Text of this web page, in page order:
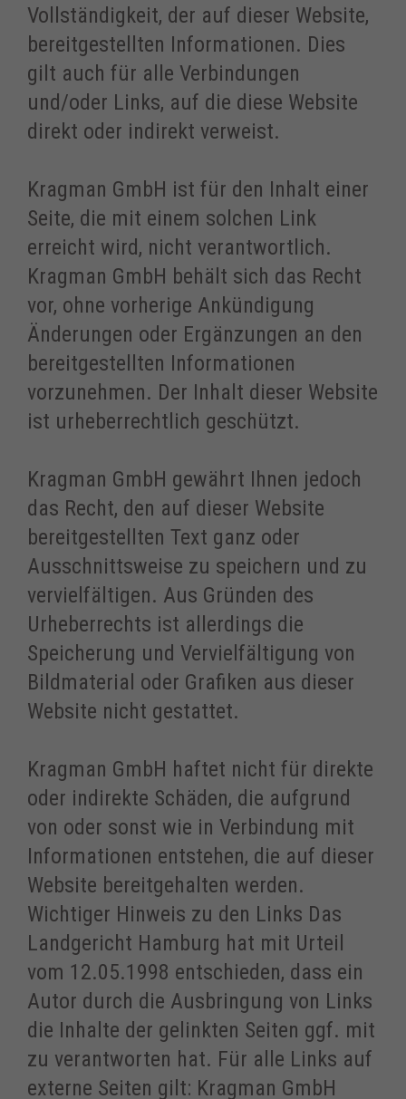
Vollständigkeit, der auf dieser Website,
bereitgestellten Informationen. Dies
gilt auch für alle Verbindungen
und/oder Links, auf die diese Website
direkt oder indirekt verweist.
Kragman GmbH ist für den Inhalt einer
Seite, die mit einem solchen Link
erreicht wird, nicht verantwortlich.
Kragman GmbH behält sich das Recht
vor, ohne vorherige Ankündigung
Änderungen oder Ergänzungen an den
bereitgestellten Informationen
vorzunehmen. Der Inhalt dieser Website
ist urheberrechtlich geschützt.
Kragman GmbH gewährt Ihnen jedoch
das Recht, den auf dieser Website
bereitgestellten Text ganz oder
Ausschnittsweise zu speichern und zu
vervielfältigen. Aus Gründen des
Urheberrechts ist allerdings die
Speicherung und Vervielfältigung von
Bildmaterial oder Grafiken aus dieser
Website nicht gestattet.
Kragman GmbH haftet nicht für direkte
oder indirekte Schäden, die aufgrund
von oder sonst wie in Verbindung mit
Informationen entstehen, die auf dieser
Website bereitgehalten werden.
Wichtiger Hinweis zu den Links Das
Landgericht Hamburg hat mit Urteil
vom 12.05.1998 entschieden, dass ein
Autor durch die Ausbringung von Links
die Inhalte der gelinkten Seiten ggf. mit
zu verantworten hat. Für alle Links auf
externe Seiten gilt: Kragman GmbH